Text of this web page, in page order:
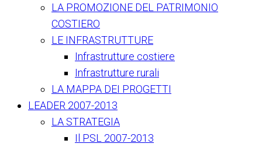
LA PROMOZIONE DEL PATRIMONIO
COSTIERO
LE INFRASTRUTTURE
Infrastrutture costiere
Infrastrutture rurali
LA MAPPA DEI PROGETTI
LEADER 2007-2013
LA STRATEGIA
Il PSL 2007-2013